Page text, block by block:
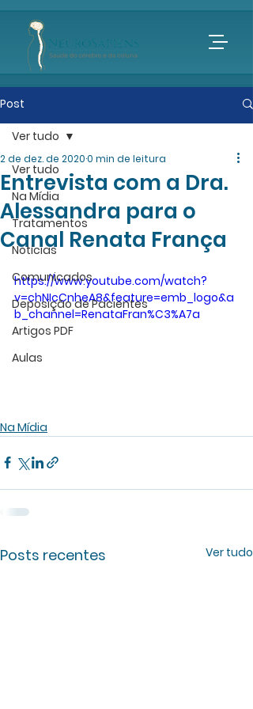
Post
Ver tudo
Na Mídia
Tratamentos
Notícias
Comunicados
Deposição de Pacientes
Artigos PDF
Aulas
Ver tudo
Entrevista com a Dra.
Alessandra para o
Canal Renata França
2 de dez. de 20200 min de leitura
https://www.youtube.com/watch?
v=chNIcCnheA8&feature=emb_logo&a
b_channel=RenataFran%C3%A7a
Na Mídia
Posts recentes Ver tudo